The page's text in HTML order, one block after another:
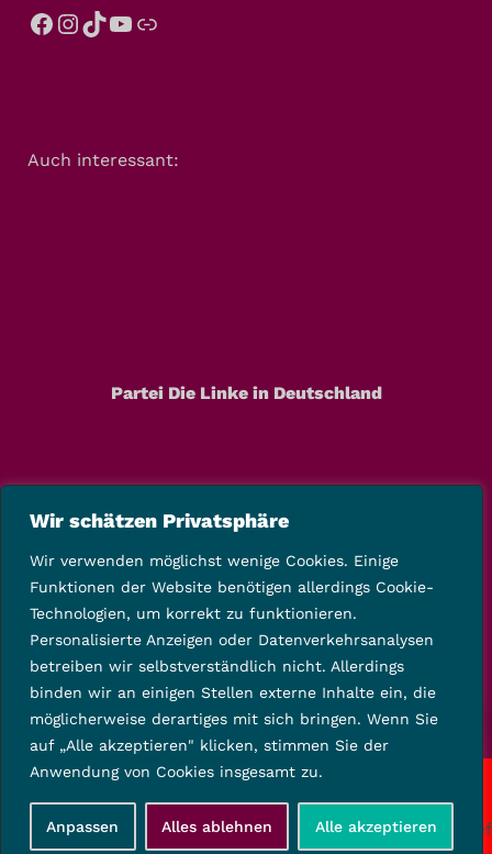
Wir schätzen Privatsphäre
Wir verwenden möglichst wenige Cookies. Einige
Funktionen der Website benötigen allerdings Cookie-
Technologien, um korrekt zu funktionieren.
Personalisierte Anzeigen oder Datenverkehrsanalysen
betreiben wir selbstverständlich nicht. Allerdings
binden wir an einigen Stellen externe Inhalte ein, die
möglicherweise derartiges mit sich bringen. Wenn Sie
auf „Alle akzeptieren" klicken, stimmen Sie der
Anwendung von Cookies insgesamt zu.
Anpassen Alles ablehnen Alle akzeptieren
Auch interessant:
Partei Die Linke in Deutschland
Copyright © 2025 Die Linke Kreisverband Kassel-Land
Datenschutz